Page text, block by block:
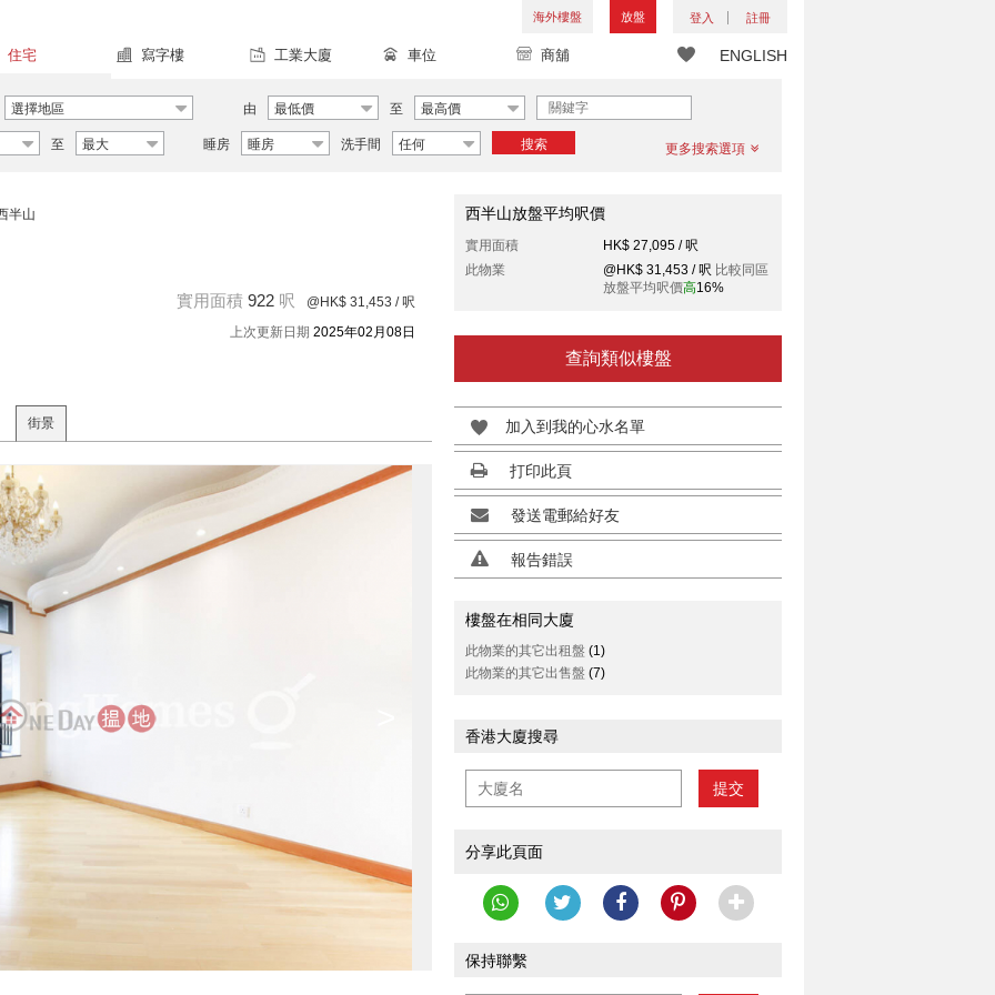
海外樓盤 放盤 登入 註冊
ENGLISH
住宅 寫字樓 工業大廈 車位 商舖
選擇地區 由 最低價 至 最高價
至 最大 睡房 睡房 洗手間 任何 搜索 更多搜索選項
半山
實用面積 922 呎 @HK$ 31,453 / 呎
上次更新日期 2025年02月08日
街景
西半山放盤平均呎價
實用面積
HK$ 27,095 / 呎
此物業
@HK$ 31,453 / 呎 比較同區
放盤平均呎價高16%
查詢類似樓盤
加入到我的心水名單
打印此頁
發送電郵給好友
報告錯誤
樓盤在相同大廈
此物業的其它出租盤 (1)
此物業的其它出售盤 (7)
香港大廈搜尋
提交
分享此頁面
保持聯繫